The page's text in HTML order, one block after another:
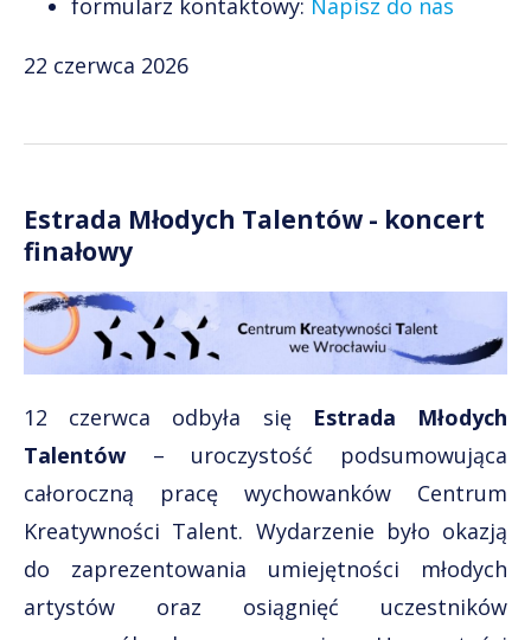
22 czerwca 2026
Estrada Młodych Talentów - koncert
finałowy
12 czerwca odbyła się Estrada Młodych
Talentów – uroczystość podsumowująca
całoroczną pracę wychowanków Centrum
Kreatywności Talent. Wydarzenie było okazją
do zaprezentowania umiejętności młodych
artystów oraz osiągnięć uczestników